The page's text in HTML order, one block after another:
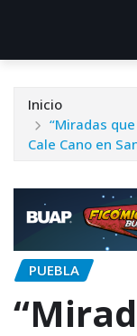
Inicio
“Miradas
Cale Cano en
PUEBLA